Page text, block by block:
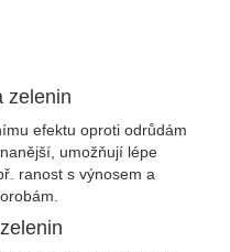
zelenin
efektu oproti odrůdám
umožňují lépe
ranost s výnosem a